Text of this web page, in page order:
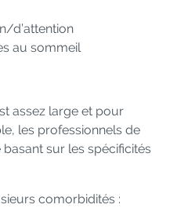
d’attention
au sommeil
assez large et pour
les professionnels de
sur les spécificités
comorbidités :